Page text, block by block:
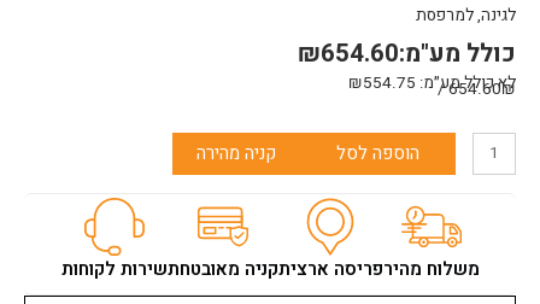
לגינה, למרפסת
₪654.60כולל מע"מ:
לא כולל מע״מ: ₪554.75
654.60₪ /
כמות
הוספה לסל קניה מהירה
משלוח מהירפריסה ארציתקניה מאובטחתשירות לקוחות